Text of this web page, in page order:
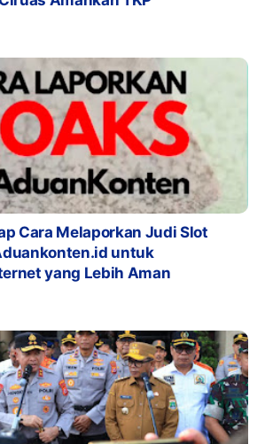
Cara Melaporkan Judi Slot
untuk
yang Lebih Aman